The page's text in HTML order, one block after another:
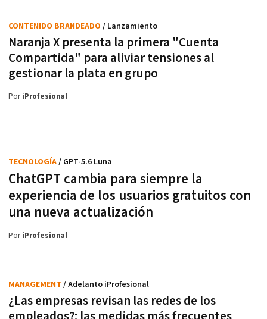
Naranja X presenta la primera "Cuenta
Compartida" para aliviar tensiones al
gestionar la plata en grupo
CONTENIDO BRANDEADO / Lanzamiento
PoriProfesional
ChatGPT cambia para siempre la
experiencia de los usuarios gratuitos con
una nueva actualización
TECNOLOGÍA/ GPT-5.6 Luna
PoriProfesional
¿Las empresas revisan las redes de los
MANAGEMENT / Adelanto iProfesional